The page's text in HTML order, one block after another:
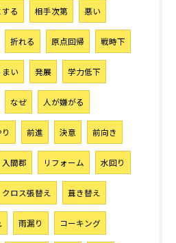
る 相手次第 悪い
折れる 原点回帰 戦時下
い 発展 学力低下
なぜ 人が嫌がる
前進 決意 前向き
入間郡 リフォーム 水回り
クロス張替え 葺き替え
雨漏り コーキング